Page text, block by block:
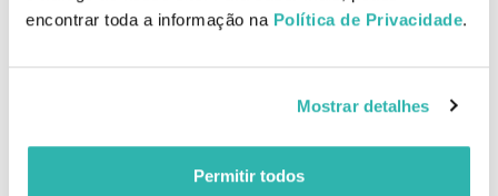
encontrar toda a informação na Política de Privacidade.
Mostrar detalhes
Permitir todos
Phosphate Potassium Sorbate Retinal Retinol Sodium Chloride
Sodium Cholate Sodium Hydroxide Tocopheryl Acetate Tranexamic
Acid Triethanolamine Triisopropanolamine Undecylenoyl
Informações de Segurança